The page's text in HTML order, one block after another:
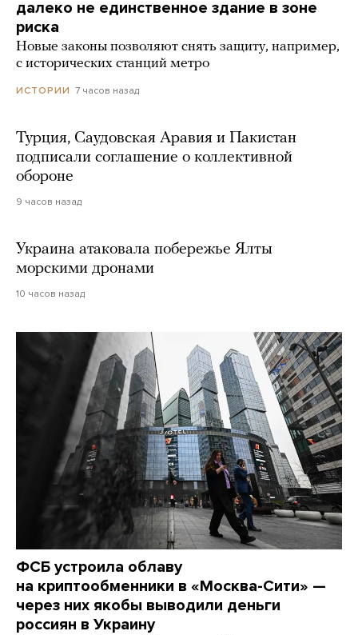
далеко не единственное здание в зоне
риска
Новые законы позволяют снять защиту, например,
с исторических станций метро
ИСТОРИИ 7 часов назад
Турция, Саудовская Аравия и Пакистан
подписали соглашение о коллективной
обороне
9 часов назад
Украина атаковала побережье Ялты
морскими дронами
10 часов назад
ФСБ устроила облаву
на криптообменники в «Москва-Сити» —
через них якобы выводили деньги
россиян в Украину